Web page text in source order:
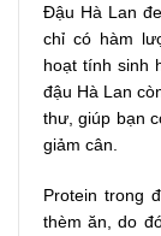
Đậu Hà Lan
chỉ có hàm
hoạt tính sinh
đậu Hà Lan
thư, giúp bạn
giảm cân.
Protein trong
thèm ăn, do